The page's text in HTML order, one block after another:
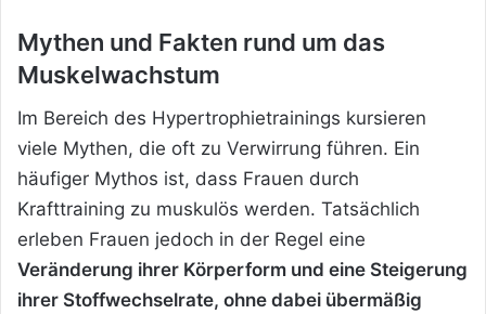
Mythen und Fakten rund um das
Muskelwachstum
Im Bereich des Hypertrophietrainings kursieren
viele Mythen, die oft zu Verwirrung führen. Ein
häufiger Mythos ist, dass Frauen durch
Krafttraining zu muskulös werden. Tatsächlich
erleben Frauen jedoch in der Regel eine
Veränderung ihrer Körperform und eine Steigerung
ihrer Stoffwechselrate, ohne dabei übermäßig